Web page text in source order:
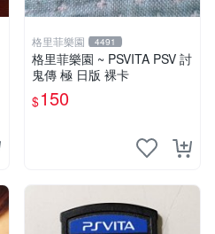
格里菲樂園 4491
格里菲樂園 ~ PSVITA PSV 討
鬼傳 極 日版 裸卡
$150